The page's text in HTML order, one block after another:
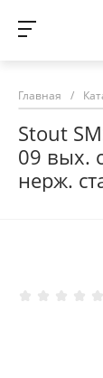
Главная /
Stout
09 вых.
нерж.